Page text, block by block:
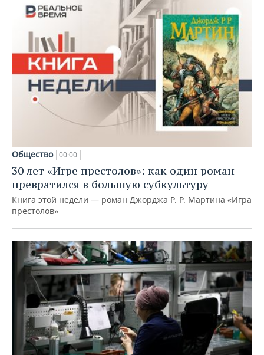
Общество 00:00
30 лет «Игре престолов»: как один роман
превратился в большую субкультуру
Книга этой недели — роман Джорджа Р. Р. Мартина «Игра
престолов»